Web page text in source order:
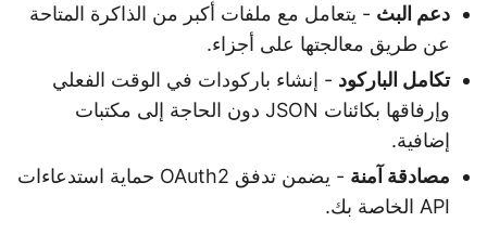
دعم البث- يتعامل مع ملفات أكبر من الذاكرة المتاحة
عن طريق معالجتها على أجزاء.
تكامل الباركود- إنشاء باركودات في الوقت الفعلي
وإرفاقها بكائنات JSON دون الحاجة إلى مكتبات
إضافية.
مصادقة آمنة
- يضمن تدفق OAuth2 حماية استدعاءات
API الخاصة بك.